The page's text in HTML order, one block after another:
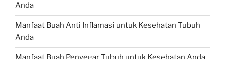
Anda
Manfaat Buah Anti Inflamasi untuk Kesehatan Tubuh
Anda